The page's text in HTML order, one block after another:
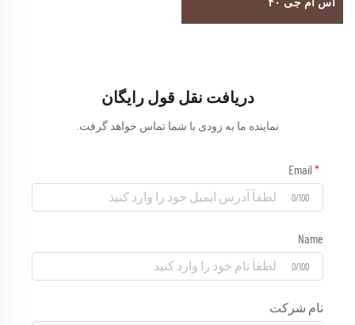
اس ام جی ۴۰
دریافت نقل قول رایگان
نماینده ما به زودی با شما تماس خواهد گرفت.
0/100
Name
0/100
نام شرکت